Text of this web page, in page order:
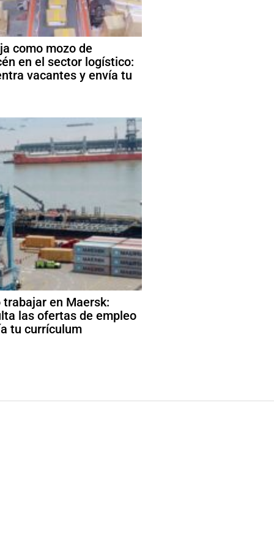
como mozo de
en el sector logístico:
vacantes y envía tu
trabajar en Maersk:
las ofertas de empleo
tu currículum